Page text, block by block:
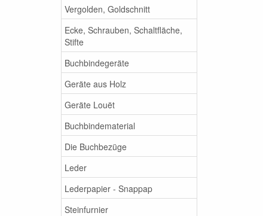
Vergolden, Goldschnitt
Ecke, Schrauben, Schaltfläche,
Stifte
Buchbindegeräte
Geräte aus Holz
Geräte Louët
Buchbindematerial
Die Buchbezüge
Leder
Lederpapier - Snappap
Steinfurnier